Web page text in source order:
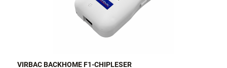
VIRBAC BACKHOME F1-CHIPLESER